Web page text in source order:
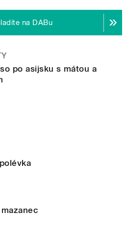
na DABu
po asijsku s mátou a